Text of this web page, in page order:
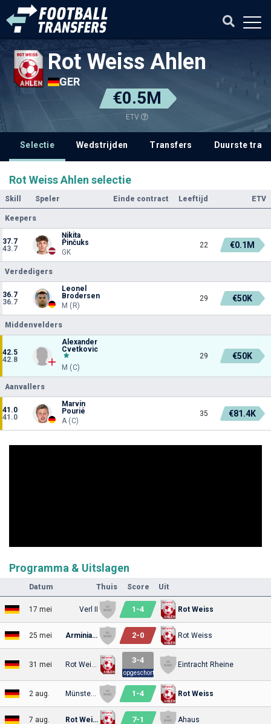
Rot Weiss Ahlen
GER
€0.5M
ETV
Selectie Wedstrijden Transfers Duurste
Rot Weiss Ahlen selectie
Skill Speler Einde contract Leeftijd ETV
Keepers
37.7
43.7
Ņikita
Pinčuks
GK
22 €0.1M
Verdedigers
36.7
36.7
Leonel
Brodersen
M (R)
29 €50K
Middenvelders
42.5
42.8
Alexander
Cvetkovic
M (C)
29 €50K
Aanvallers
41.0
41.0
Marvin
Pourié
A (C)
35 €81.4K
Programma & Uitslagen
Datum Thuis Score Uit
17 mei Verl II 1 -4 Rot Weiss
25 mei Arminia Bielefeld II 2-0 Rot Weiss
31 mei Rot Weiss 3-4
opgeschort
Eintracht Rheine
2 aug. Münster 08 1 -4 Rot Weiss
7 aug. Rot Weiss 7-1 Ahaus